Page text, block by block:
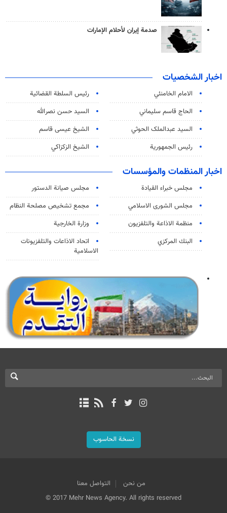
صدمة إيران لأحلام الإمارات
اخبار الشخصيات
الامام الخامنئي
رئیس السلطة القضائیة
الحاج قاسم سليماني
السيد حسن نصرالله
السید عبدالملک الحوثي
الشيخ عيسى قاسم
رئيس الجمهورية
الشيخ الزكزاكي
اخبار المنظمات والمؤسسات
مجلس خبراء القيادة
مجلس صيانة الدستور
مجلس الشورى الاسلامي
مجمع تشخيص مصلحة النظام
منظمة الاذاعة والتلفزیون
وزارة الخارجية
البنك المركزي
اتحاد الاذاعات والتلفزيونات
الاسلامية
نسخة الحاسوب
من نحن
التواصل معنا
© 2017 Mehr News Agency. All rights reserved